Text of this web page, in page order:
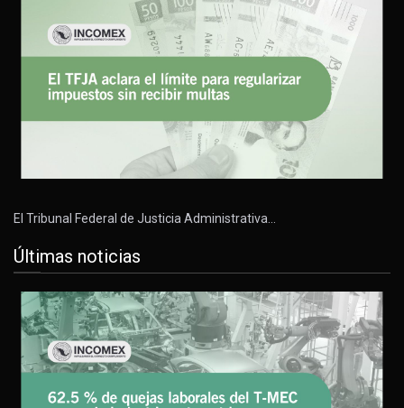
El Tribunal Federal de Justicia Administrativa…
Últimas noticias